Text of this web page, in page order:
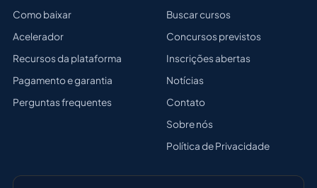
Como baixar
Acelerador
Recursos da plataforma
Pagamento e garantia
Perguntas frequentes
Buscar cursos
Concursos previstos
Inscrições abertas
Notícias
Contato
Sobre nós
Política de Privacidade